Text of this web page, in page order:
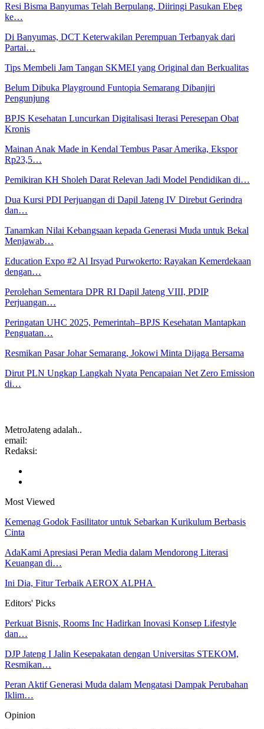
Resi Bisma Banyumas Telah Berpulang, Diiringi Pasukan Ebeg
ke…
Di Banyumas, DCT Keterwakilan Perempuan Terbanyak dari
Partai…
Tips Membeli Jam Tangan SKMEI yang Original dan Berkualitas
Belum Dibuka Playground Funtopia Semarang Dibanjiri
Pengunjung
BPJS Kesehatan Luncurkan Digitalisasi Iterasi Peresepan Obat
Kronis
Mainan Anak Made in Kendal Tembus Pasar Amerika, Ekspor
Rp23,5…
Pemikiran KH Sholeh Darat Relevan Jadi Model Pendidikan di…
Dua Kursi PDI Perjuangan di Dapil Jateng IV Direbut Gerindra
dan…
Tanamkan Nilai Kebangsaan kepada Generasi Muda untuk Bekal
Menjawab…
Education Expo #2 Al Irsyad Purwokerto: Rayakan Kemerdekaan
dengan…
Perolehan Sementara DPR RI Dapil Jateng VIII, PDIP
Perjuangan…
Peringatan UHC 2025, Pemerintah–BPJS Kesehatan Mantapkan
Penguatan…
Resmikan Pasar Johar Semarang, Jokowi Minta Dijaga Bersama
Dirut PLN Ungkap Langkah Nyata Pencapaian Net Zero Emission
di…
MetroJateng adalah..
email:
Redaksi:
Most Viewed
Kemenag Godok Fasilitator untuk Sebarkan Kurikulum Berbasis
Cinta
AdaKami Apresiasi Peran Media dalam Mendorong Literasi
Keuangan di…
Ini Dia, Fitur Terbaik AEROX ALPHA
Editors' Picks
Perkuat Bisnis, Rooms Inc Hadirkan Inovasi Konsep Lifestyle
dan…
DJP Jateng I Jalin Kesepakatan dengan Universitas STEKOM,
Resmikan…
Peran Aktif Generasi Muda dalam Mengatasi Dampak Perubahan
Iklim…
Opinion